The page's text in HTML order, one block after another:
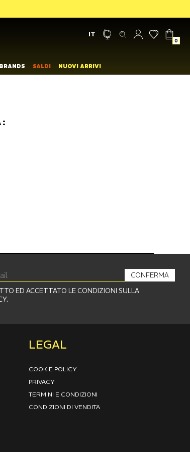
IT
0
BRANDS SALDI NUOVI ARRIVI
ED ACCETTATO LE CONDIZIONI SULLA
CONFERMA
LEGAL
COOKIE POLICY
PRIVACY
TERMINI E CONDIZIONI
CONDIZIONI DI VENDITA